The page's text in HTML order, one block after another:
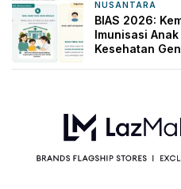
NUSANTARA
BIAS 2026:
Imunisasi
Kesehatan